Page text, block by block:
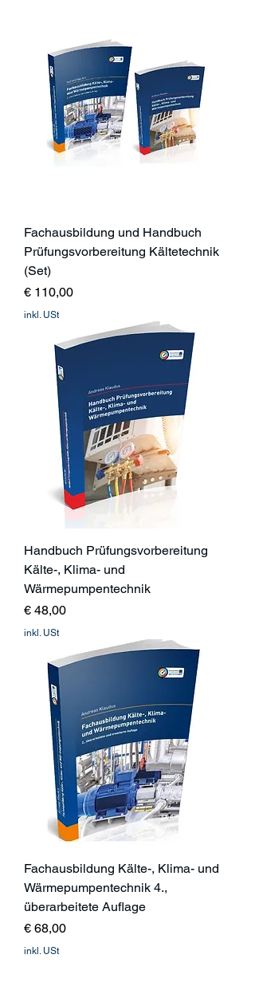
Fachausbildung und Handbuch
Prüfungsvorbereitung Kältetechnik
(Set)
Preis
€ 110,00
inkl. USt
Handbuch Prüfungsvorbereitung
Kälte-, Klima- und
Wärmepumpentechnik
Preis
€ 48,00
inkl. USt
Fachausbildung Kälte-, Klima- und
Wärmepumpentechnik 4.,
überarbeitete Auflage
Preis
€ 68,00
inkl. USt